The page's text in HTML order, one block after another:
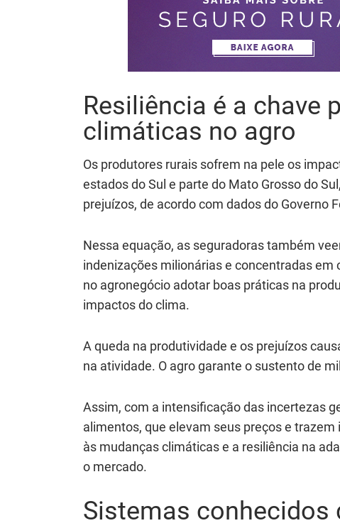
Resiliência é a chave
climáticas no agro
Os produtores rurais sofrem na pele os
estados do Sul e parte do Mato Grosso do
prejuízos, de acordo com dados do Governo
Nessa equação, as seguradoras também
indenizações milionárias e concentradas
no agronegócio adotar boas práticas na
impactos do clima.
A queda na produtividade e os prejuízos
na atividade. O agro garante o sustento de
Assim, com a intensificação das incertezas
alimentos, que elevam seus preços e
às mudanças climáticas e a resiliência na
o mercado.
Sistemas conhecidos